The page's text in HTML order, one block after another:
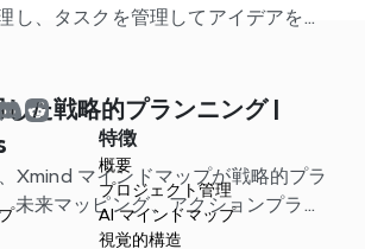
し、タスクを管理してアイデアを行
しています。
た戦略的プランニング |
Xmind マインドマップが戦略的プラ
未来マッピング、アクションプラン
に推進するかを示す様子を見てくだ
特徴
概要
プロジェクト管理
AI マインドマップ
視覚的構造